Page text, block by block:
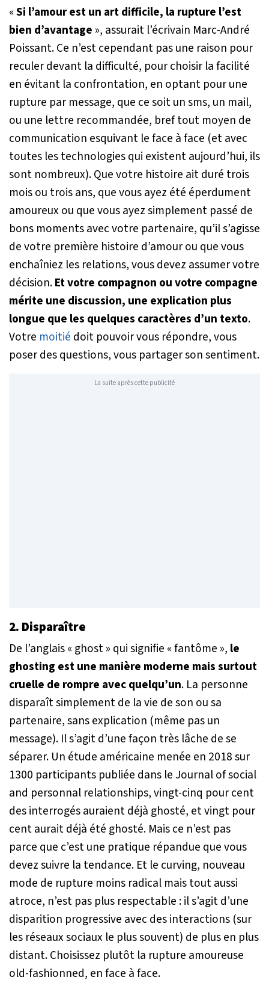
«Si l’amour est un art difficile, la rupture l’est
bien d’avantage », assurait l’écrivain Marc-André
Poissant. Ce n’est cependant pas une raison pour
reculer devant la difficulté, pour choisir la facilité
en évitant la confrontation, en optant pour une
rupture par message, que ce soit un sms, un mail,
ou une lettre recommandée, bref tout moyen de
communication esquivant le face à face (et avec
toutes les technologies qui existent aujourd’hui, ils
sont nombreux). Que votre histoire ait duré trois
mois ou trois ans, que vous ayez été éperdument
amoureux ou que vous ayez simplement passé de
bons moments avec votre partenaire, qu’il s’agisse
de votre première histoire d’amour ou que vous
enchaîniez les relations, vous devez assumer votre
décision.Et votre compagnon ou votre compagne
mérite une discussion, une explication plus
longue que les quelques caractères d’un texto.
Votre moitié doit pouvoir vous répondre, vous
poser des questions, vous partager son sentiment.
La suite après cette publicité
2. Disparaître
De l’anglais« ghost » qui signifie « fantôme », le
ghosting est une manière moderne mais surtout
cruelle de rompre avec quelqu’un. La personne
disparaît simplement de la vie de son ou sa
partenaire, sans explication (même pas un
message). Il s’agit d’une façon très lâche de se
séparer. Un étude américaine menée en 2018 sur
1300 participants publiée dans le Journal of social
and personnal relationships, vingt-cinq pour cent
des interrogés auraient déjà ghosté, et vingt pour
cent aurait déjà été ghosté. Mais ce n’est pas
parce que c’est une pratique répandue que vous
devez suivre la tendance. Et le curving, nouveau
mode de rupture moins radical mais tout aussi
atroce, n’est pas plus respectable : il s’agit d’une
disparition progressive avec des interactions (sur
les réseaux sociaux le plus souvent) de plus en plus
distant. Choisissez plutôt la rupture amoureuse
old-fashionned, en face à face.